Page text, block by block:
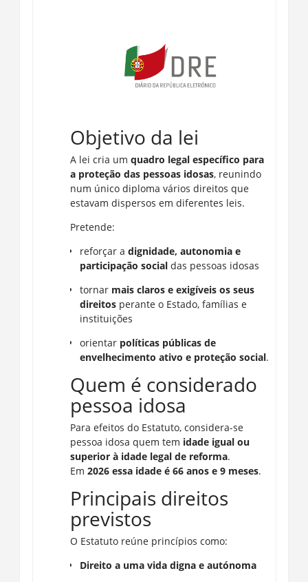
Objetivo da lei
A lei cria um quadro legal específico para
a proteção das pessoas idosas, reunindo
num único diploma vários direitos que
estavam dispersos em diferentes leis.
Pretende:
reforçar a dignidade, autonomia e
participação socialdas pessoas idosas
tornar mais claros e exigíveis os seus
direitosperante o Estado, famílias e
instituições
orientar políticas públicas de
envelhecimento ativo e proteção social.
Quem é considerado
pessoa idosa
Para efeitos do Estatuto, considera-se
pessoa idosa quem tem idade igual ou
superior à idade legal de reforma.
Em 2026 essa idade é 66 anos e 9 meses.
Principais direitos
previstos
O Estatuto reúne princípios como:
Direito a uma vida digna e autónoma